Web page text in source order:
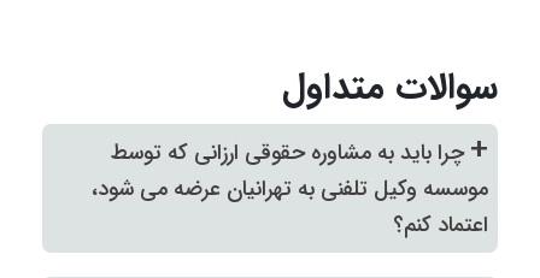
سوالات متداول
+چرا باید به مشاوره حقوقی ارزانی که توسط
موسسه وکیل تلفنی به تهرانیان عرضه می شود،
اعتماد کنم؟